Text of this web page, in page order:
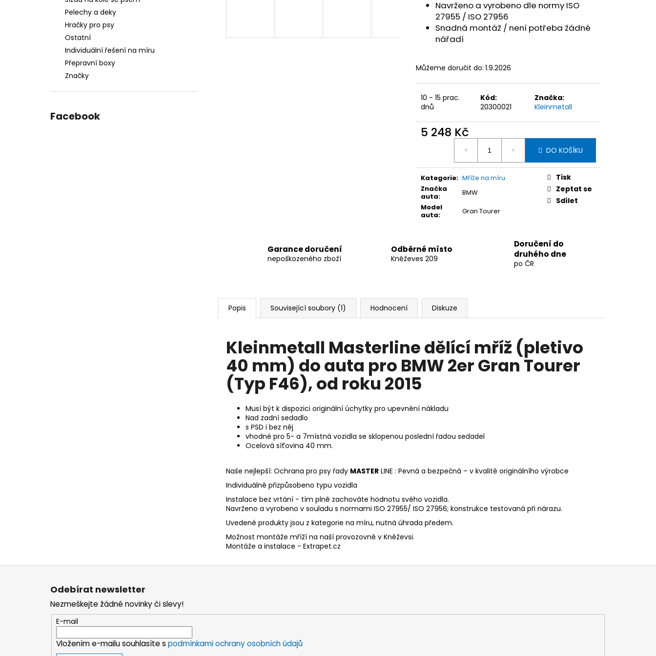
Pelechy a deky
Hračky pro psy
Ostatní
Individuální řešení na míru
Přepravní boxy
Značky
Facebook
Navrženo a vyrobeno dle normy ISO
27955 / ISO 27956
Snadná montáž / není potřeba žádné
nářadí
Můžeme doručit do: 1.9.2026
10 - 15 prac.
dnů
Kód:
20300021
Značka:
Kleinmetall
5 248 Kč
DO KOŠÍKU
Kategorie: Mříže na míru
Značka
auta:
BMW
Model
auta: Gran Tourer
Tisk
Zeptat se
Sdílet
Garance doručení
nepoškozeného zboží
Odběrné místo
Kněževes 209
Doručení do
druhého dne
po ČR
Popis Související soubory (1) Hodnocení Diskuze
Kleinmetall Masterline dělící mříž (pletivo
40 mm) do auta pro BMW 2er Gran Tourer
(Typ F46), od roku 2015
Musí být k dispozici originální úchytky pro upevnění nákladu
Nad zadní sedadlo
s PSD i bez něj
vhodné pro 5- a 7místná vozidla se sklopenou poslední řadou sedadel
Ocelová síťovina 40 mm.
Naše nejlepší: Ochrana pro psy řady MASTER LINE : Pevná a bezpečná – v kvalitě originálního výrobce
Individuálně přizpůsobeno typu vozidla
Instalace bez vrtání - tím plně zachováte hodnotu svého vozidla.
Navrženo a vyrobeno v souladu s normami ISO 27955/ ISO 27956; konstrukce testovaná při nárazu.
Uvedené produkty jsou z kategorie na míru, nutná úhrada předem.
Možnost montáže mříží na naší provozovně v Kněževsi.
Montáže a instalace - Extrapet.cz
2 927 Kč
Původně: 4 123 Kč
Z
Odebírat newsletter
Nezmeškejte žádné novinky či slevy!
E-mail
Vložením e-mailu souhlasíte s podmínkami ochrany osobních údajů